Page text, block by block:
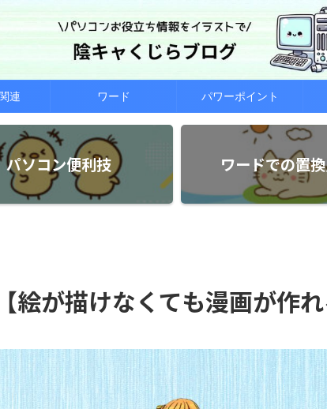
連 ワード パワーポイント
パソコン便利技 ワードでの置
絵が描けなくても漫画が作れ